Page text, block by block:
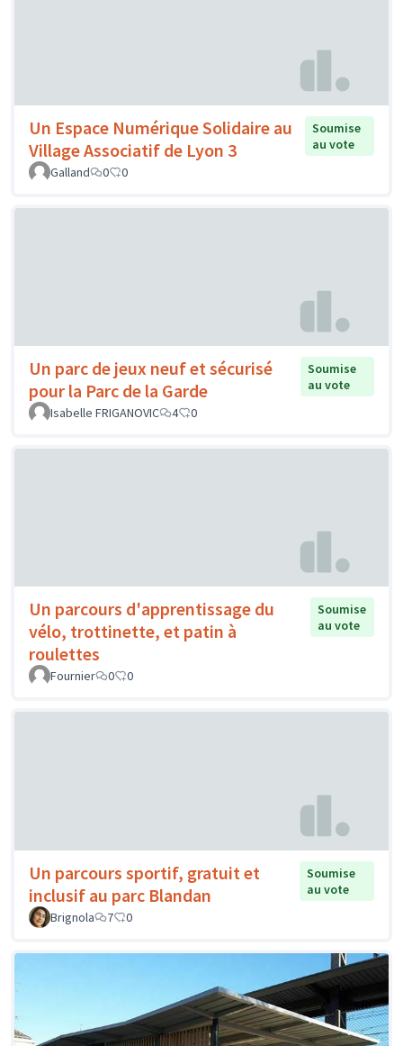
Un Espace Numérique Solidaire au
Village Associatif de Lyon 3
Soumise
au vote
Galland
0 0
Un parc de jeux neuf et sécurisé
pour la Parc de la Garde
Soumise
au vote
Isabelle FRIGANOVIC
4 0
Un parcours d'apprentissage du
vélo, trottinette, et patin à
roulettes
Soumise
au vote
Fournier 0 0
Un parcours sportif, gratuit et
inclusif au parc Blandan
Soumise
au vote
Brignola
7 0